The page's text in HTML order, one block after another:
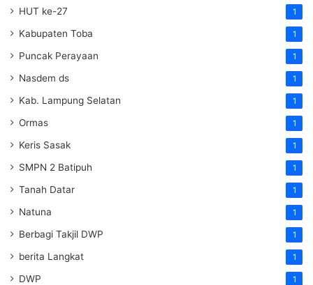
HUT ke-27 1
Kabupaten Toba 1
Puncak Perayaan 1
Nasdem ds 1
Kab. Lampung Selatan 1
Ormas 1
Keris Sasak 1
SMPN 2 Batipuh 1
Tanah Datar 1
Natuna 1
Berbagi Takjil DWP 1
berita Langkat 1
DWP 1